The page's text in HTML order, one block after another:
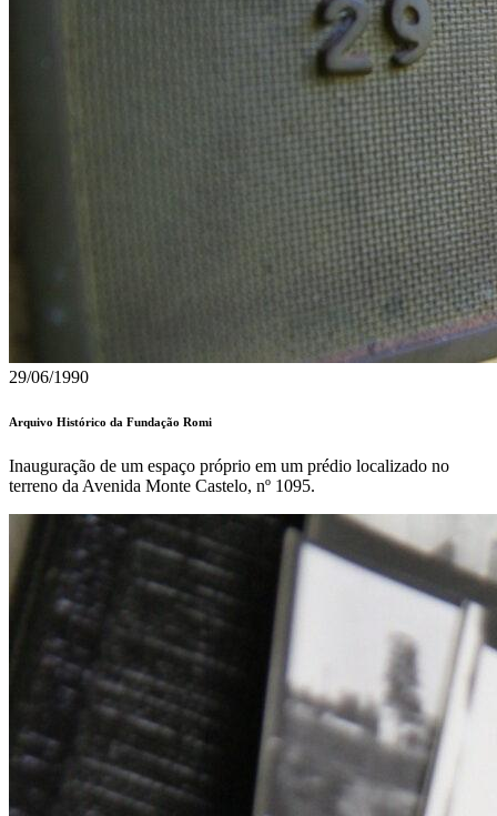
29/06/1990
Arquivo Histórico da Fundação Romi
Inauguração de um espaço próprio em um prédio localizado no
terreno da Avenida Monte Castelo, nº 1095.